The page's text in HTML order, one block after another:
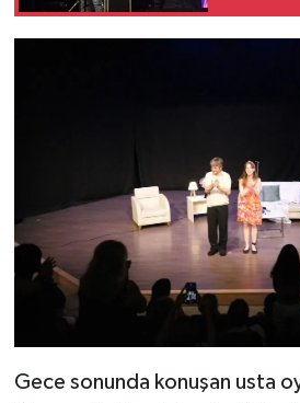
Gece sonunda konuşan usta